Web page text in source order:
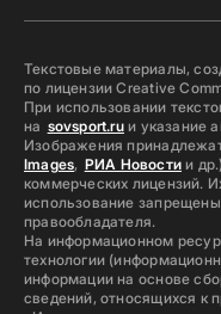
Текстовые материалы,
по лицензии Creative
При использовании
на sovsport.ruи указание
Изображения
Images, РИА Новостии
коммерческих лицензий.
использование
правообладателя.
На информационном
технологии
информации на основе
сведений, относящихся к